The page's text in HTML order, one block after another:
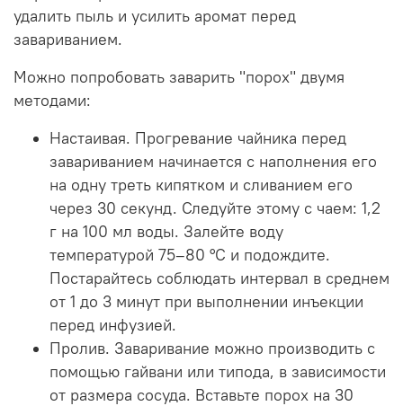
удалить пыль и усилить аромат перед
завариванием.
Можно попробовать заварить "порох" двумя
методами:
Настаивая. Прогревание чайника перед
завариванием начинается с наполнения его
на одну треть кипятком и сливанием его
через 30 секунд. Следуйте этому с чаем: 1,2
г на 100 мл воды. Залейте воду
температурой 75–80 °C и подождите.
Постарайтесь соблюдать интервал в среднем
от 1 до 3 минут при выполнении инъекции
перед инфузией.
Пролив. Заваривание можно производить с
помощью гайвани или типода, в зависимости
от размера сосуда. Вставьте порох на 30